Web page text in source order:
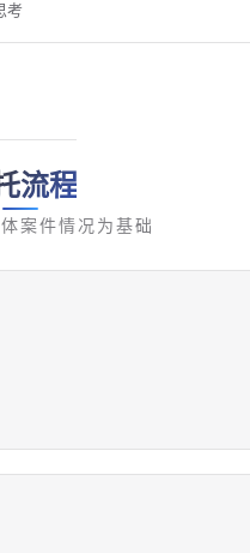
考
流程
案件情况为基础